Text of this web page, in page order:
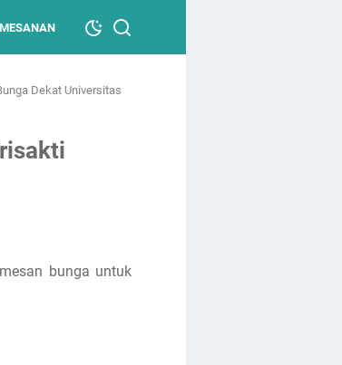
Dekat Universitas
bunga untuk